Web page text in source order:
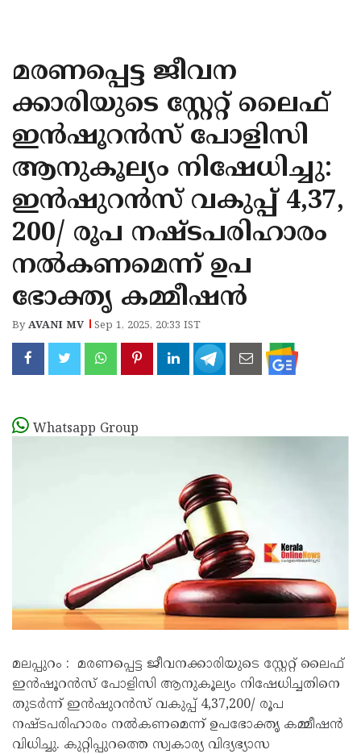
KANNUR
KASARAGOD
മരണപ്പെട്ട ജീവന
ക്കാരിയുടെ സ്റ്റേറ്റ് ലൈഫ്
ഇന്‍ഷൂറന്‍സ് പോളിസി
ആനുകൂല്യം നിഷേധിച്ചു:
ഇന്‍ഷുറന്‍സ് വകുപ്പ് 4,37,
200/ രൂപ നഷ്ടപരിഹാരം
നല്‍കണമെന്ന് ഉപ
ഭോക്തൃ കമ്മീഷന്‍
ByAVANI MV Sep 1, 2025, 20:33 IST
Whatsapp Group
മലപ്പുറം : മരണപ്പെട്ട ജീവനക്കാരിയുടെ സ്റ്റേറ്റ് ലൈഫ്
ഇന്‍ഷൂറന്‍സ് പോളിസി ആനുകൂല്യം നിഷേധിച്ചതിനെ
തുടര്‍ന്ന് ഇന്‍ഷുറന്‍സ് വകുപ്പ് 4,37,200/ രൂപ
നഷ്ടപരിഹാരം നല്‍കണമെന്ന് ഉപഭോക്തൃ കമ്മീഷന്‍
വിധിച്ചു. കുറ്റിപ്പുറത്തെ സ്വകാര്യ വിദ്യഭ്യാസ